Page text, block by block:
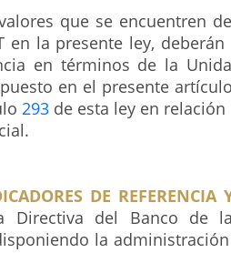
que se encuentren
en la presente ley,
en términos de la
en el presente
293de esta ley en
DE REFERENCIA
Directiva del Banco de
la